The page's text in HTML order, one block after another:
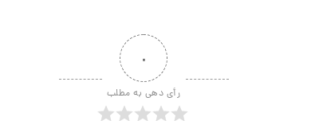
۰
رأی دهی به مطلب